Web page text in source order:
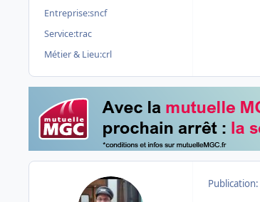
Entreprise:sncf
Service:trac
Métier & Lieu:crl
Publication: